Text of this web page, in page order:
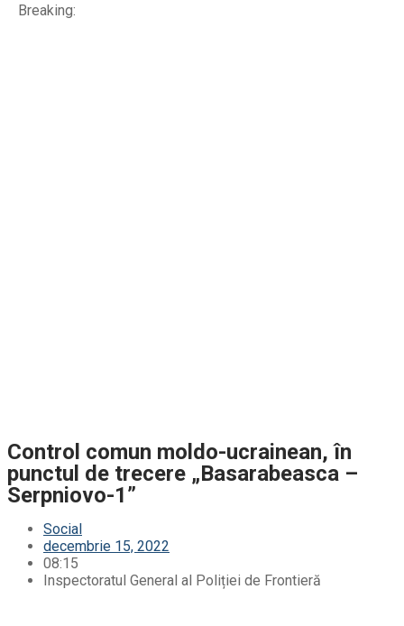
Breaking:
Control comun moldo-ucrainean, în
punctul de trecere „Basarabeasca –
Serpniovo-1”
Social
decembrie 15, 2022
08:15
Inspectoratul General al Poliției de Frontieră